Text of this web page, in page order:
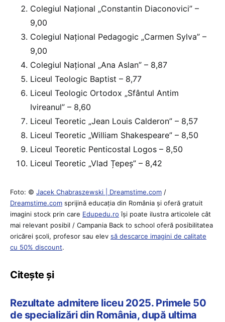
Colegiul Național „Constantin Diaconovici” –
9,00
Colegiul Național Pedagogic „Carmen Sylva” –
9,00
Colegiul Național „Ana Aslan” – 8,87
Liceul Teologic Baptist – 8,77
Liceul Teologic Ortodox „Sfântul Antim
Ivireanul” – 8,60
Liceul Teoretic „Jean Louis Calderon” – 8,57
Liceul Teoretic „William Shakespeare” – 8,50
Liceul Teoretic Penticostal Logos – 8,50
Liceul Teoretic „Vlad Țepeș” – 8,42
Foto: © Jacek Chabraszewski | Dreamstime.com /
Dreamstime.com sprijină educaţia din România şi oferă gratuit
imagini stock prin care Edupedu.ro îşi poate ilustra articolele cât
mai relevant posibil / Campania Back to school oferă posibilitatea
oricărei școli, profesor sau elev să descarce imagini de calitate
cu 50% discount.
Citește și
Rezultate admitere liceu 2025. Primele 50
de specializări din România, după ultima